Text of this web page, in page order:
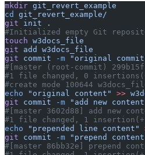
mkdir git_revert_example
cd
git_revert_example/
git init .
#Initialized empty Git
touch w3docs_file
git add
w3docs_file
git commit -m "original
#[master (root-commit)
#1 file changed, 0
#create mode 100644
echo "original content" >>
git commit -m "add new
#[master 3602d88] add new
#1 file changed, 1
echo "prepended line content"
git commit -m "prepend
#[master 86bb32e] prepend